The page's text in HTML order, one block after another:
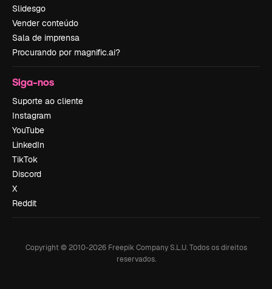
Slidesgo
Vender conteúdo
Sala de imprensa
Procurando por magnific.ai?
Siga-nos
Suporte ao cliente
Instagram
YouTube
LinkedIn
TikTok
Discord
X
Reddit
Copyright © 2010-2026Freepik Company S.L.U. Todos os direitos
reservados.